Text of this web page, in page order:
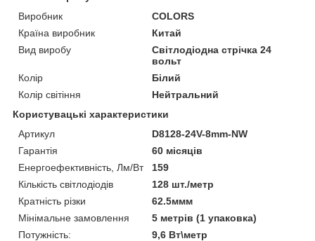
Виробник
COLORS
Країна виробник
Китай
Вид виробу
Світлодіодна стрічка 24
вольт
Колір
Білий
Колір світіння
Нейтральний
Користувацькі характеристики
Артикул
D8128-24V-8mm-NW
Гарантія
60 місяців
Енергоефективність, Лм/Вт
159
Кількість світлодіодів
128 шт./метр
Кратність різки
62.5ммм
Мінімальне замовлення
5 метрів (1 упаковка)
Потужність:
9,6 Вт\метр